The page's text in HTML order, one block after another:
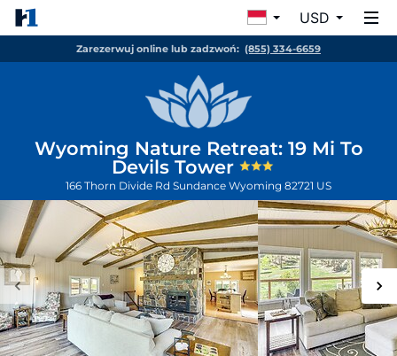
USD
Zarezerwuj online lub zadzwoń: (855) 334-6659
Wyoming Nature Retreat: 19 Mi To
Devils Tower
166 Thorn Divide Rd Sundance Wyoming 82721 US